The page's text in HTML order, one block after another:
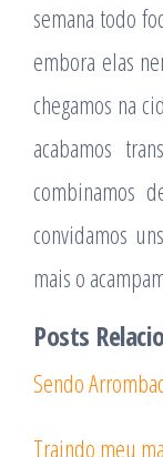
semana todo
embora elas
chegamos na
acabamos
combinamos
convidamos
mais o
Posts
Sendo
Traindo meu